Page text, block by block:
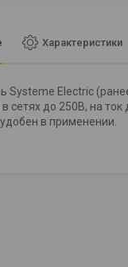
Характеристики
Systeme Electric
сетях до 250В, на
в применении.